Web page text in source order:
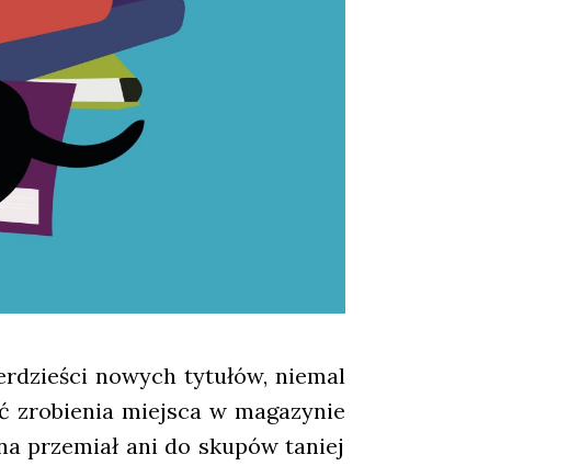
nowych tytu­łów, nie­mal
zro­bie­nia miej­sca w maga­zy­nie
prze­miał ani do sku­pów taniej